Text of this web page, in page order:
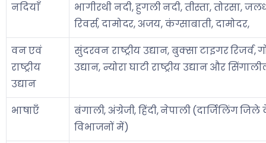
नदियाँ
भागीरथी नदी, हुगली नदी, तीस्ता, तोरसा,
रिवर्स, दामोदर, अजय, कंग्साबाती, दामोदर,
वन एवं
राष्ट्रीय
उद्यान
सुंदरवन राष्ट्रीय उद्यान, बुक्सा टाइगर रिजर्व,
उद्यान, न्योरा घाटी राष्ट्रीय उद्यान और
भाषाएँ
बंगाली, अंग्रेजी, हिंदी, नेपाली (दार्जिलिंग
विभाजनों में)